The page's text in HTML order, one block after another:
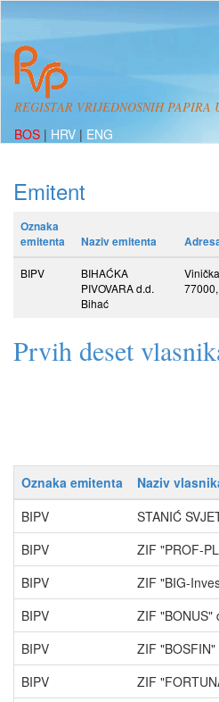
REGISTAR VRIJEDNOSNIH PAPIRA
BOS | HRV | ENG
Emitent
Oznaka
emitenta
Naziv emitenta
BIPV
BIHAĆKA
PIVOVARA d.d.
Bihać
Prvih deset
Oznaka emitenta Naziv
BIPV
STANIĆ
BIPV
ZIF "PROF-
BIPV
ZIF "BIG-
BIPV
ZIF "BONUS"
BIPV
ZIF
BIPV
ZIF